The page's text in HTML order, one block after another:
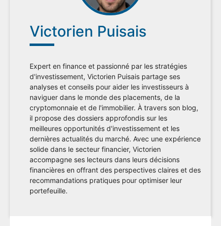
Victorien Puisais
Expert en finance et passionné par les stratégies
d'investissement, Victorien Puisais partage ses
analyses et conseils pour aider les investisseurs à
naviguer dans le monde des placements, de la
cryptomonnaie et de l'immobilier. À travers son blog,
il propose des dossiers approfondis sur les
meilleures opportunités d'investissement et les
dernières actualités du marché. Avec une expérience
solide dans le secteur financier, Victorien
accompagne ses lecteurs dans leurs décisions
financières en offrant des perspectives claires et des
recommandations pratiques pour optimiser leur
portefeuille.